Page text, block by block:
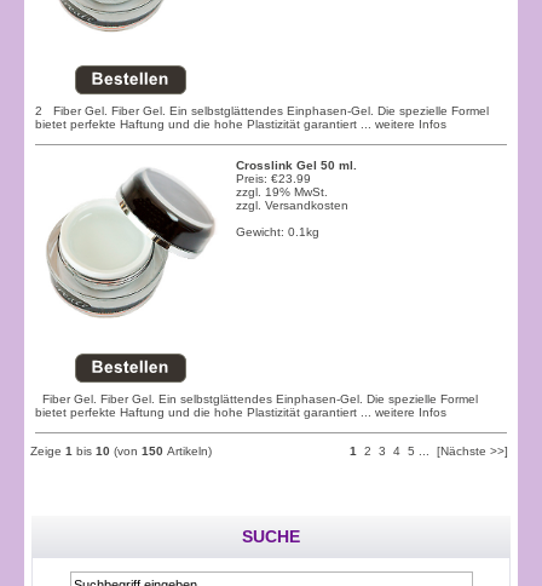
2 Fiber Gel. Fiber Gel. Ein selbstglättendes Einphasen-Gel. Die spezielle Formel
bietet perfekte Haftung und die hohe Plastizität garantiert ... weitere Infos
Crosslink Gel 50 ml.
Preis: €23.99
zzgl. 19% MwSt.
zzgl. Versandkosten
Gewicht: 0.1kg
Fiber Gel. Fiber Gel. Ein selbstglättendes Einphasen-Gel. Die spezielle Formel
bietet perfekte Haftung und die hohe Plastizität garantiert ... weitere Infos
Zeige 1 bis 10 (von 150 Artikeln) 1 2 3 4 5 [Nächste >>]
SUCHE